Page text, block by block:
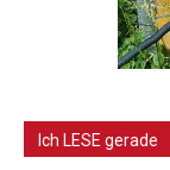
Ich LESE gerade